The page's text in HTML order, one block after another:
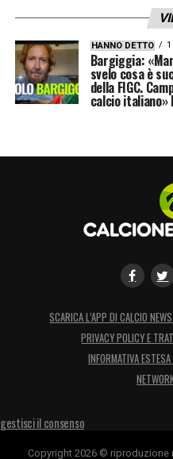
funzione degli
Un nodo cruciale
sala VAR di Lissone,
essendo il cuore
interferenze non
pesantissimo e le
comprendere l’entità
italiano.
LA PLAYLIST DELLE
HANNO DETTO
Bargiggia:
svelo cosa è
della FIGC.
calcio italiano»
SCARICA L’APP DI CALCIO
PRIVACY POLICY E
INFORMATIVA
gestisci il consenso
Copyright 2026 © riproduzione